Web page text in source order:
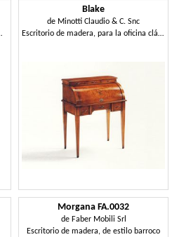
Blake
de Minotti Claudio & C. Snc
Escritorio de madera, para la oficina clásico de lujo
Morgana FA.0032
de Faber Mobili Srl
Escritorio de madera, de estilo barroco